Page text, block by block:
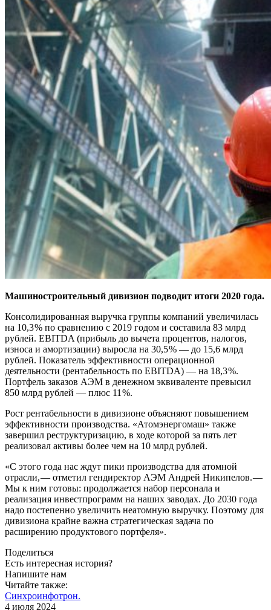
Машиностроительный дивизион подводит итоги 2020 года.
Консолидированная выручка группы компаний увеличилась
на 10,3 % по сравнению с 2019 годом и составила 83 млрд
рублей. EBITDA (прибыль до вычета процентов, налогов,
износа и амортизации) выросла на 30,5 % — ​до 15,6 млрд
рублей. Показатель эффективности операционной
деятельности (рентабельность по EBITDA) — ​на 18,3 %.
Портфель заказов АЭМ в денежном эквиваленте превысил
850 млрд руб­лей — ​плюс 11 %.
Рост рентабельности в дивизионе объясняют повышением
эффективности производства. «Атомэнергомаш» также
завершил реструктуризацию, в ходе которой за пять лет
реализовал активы более чем на 10 млрд рублей.
«С этого года нас ждут пики производства для атомной
отрасли, — ​отметил гендиректор АЭМ Андрей Никипелов. — ​
Мы к ним готовы: продолжается набор персонала и
реализация инвестпрограмм на наших заводах. До 2030 года
надо постепенно увеличить неатомную выручку. Поэтому для
дивизиона крайне важна стратегическая задача по
расширению продуктового портфеля».
Поделиться
Есть интересная история?
Напишите нам
Читайте также:
Синхроинфотрон.
4 июля 2024